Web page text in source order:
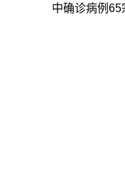
中确诊病例65